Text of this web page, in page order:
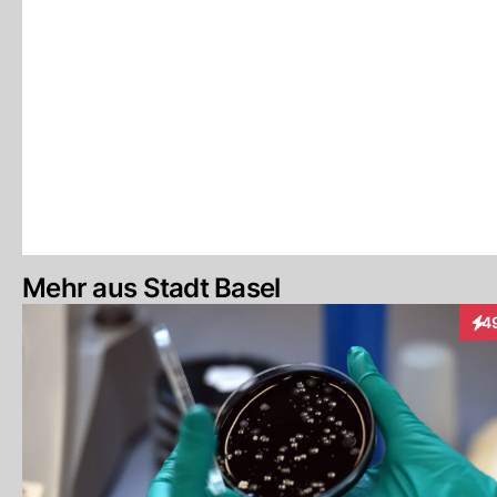
Mehr aus Stadt Basel